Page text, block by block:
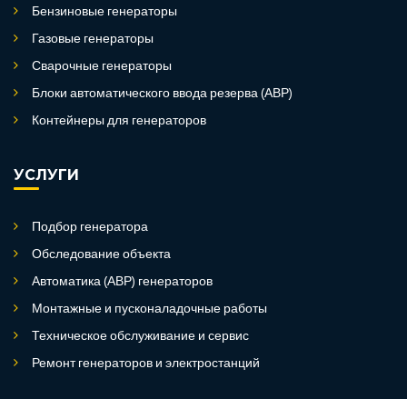
Бензиновые генераторы
Газовые генераторы
Сварочные генераторы
Блоки автоматического ввода резерва (АВР)
Контейнеры для генераторов
УСЛУГИ
Подбор генератора
Обследование объекта
Автоматика (АВР) генераторов
Монтажные и пусконаладочные работы
Техническое обслуживание и сервис
Ремонт генераторов и электростанций